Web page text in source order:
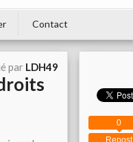
Contact
par LDH49
Repost
0